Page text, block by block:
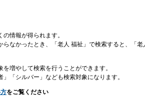
情報が得られます。
なかったとき、「老人 福祉」で検索すると、「
増やして検索を行うことができます。
「シルバー」なども検索対象になります。
をご覧ください